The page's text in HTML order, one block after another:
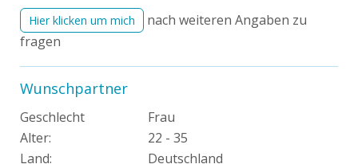
Hier klicken um mich
nach weiteren Angaben zu
fragen
Wunschpartner
Geschlecht
Frau
Alter:
22 - 35
Land:
Deutschland